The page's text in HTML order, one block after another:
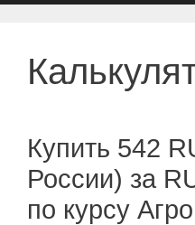
Купить 542
России) за
по курсу